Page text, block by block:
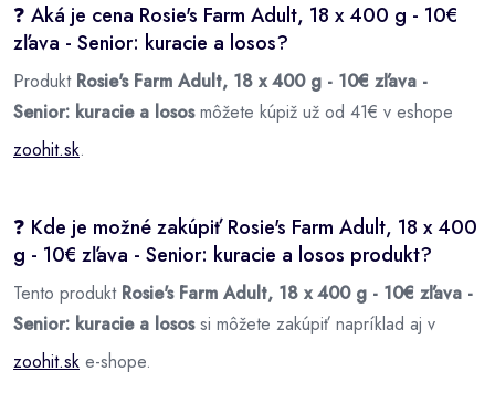
❓ Aká je cena Rosie's Farm Adult, 18 x 400 g - 10€
zľava - Senior: kuracie a losos?
Produkt Rosie's Farm Adult, 18 x 400 g - 10€ zľava -
Senior: kuracie a lososmôžete kúpiž už od 41€ v eshope
zoohit.sk.
❓ Kde je možné zakúpiť Rosie's Farm Adult, 18 x 400
g - 10€ zľava - Senior: kuracie a losos produkt?
Tento produkt Rosie's Farm Adult, 18 x 400 g - 10€ zľava -
Senior: kuracie a losossi môžete zakúpiť napríklad aj v
zoohit.sk e-shope.